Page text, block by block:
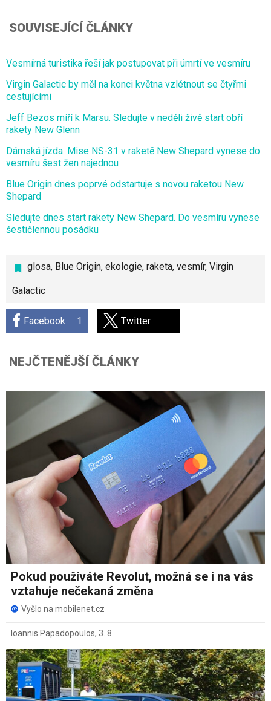
glosa, Blue Origin, ekologie, raketa, vesmír, Virgin
Galactic
Facebook 1 Twitter
SOUVISEJÍCÍ ČLÁNKY
Vesmírná turistika řeší jak postupovat při úmrtí ve vesmíru
Virgin Galactic by měl na konci května vzlétnout se čtyřmi
cestujícími
Jeff Bezos míří k Marsu. Sledujte v neděli živě start obří
rakety New Glenn
Dámská jízda. Mise NS-31 v raketě New Shepard vynese do
vesmíru šest žen najednou
Blue Origin dnes poprvé odstartuje s novou raketou New
Shepard
Sledujte dnes start rakety New Shepard. Do vesmíru vynese
šestičlennou posádku
NEJČTENĚJŠÍ ČLÁNKY
Pokud používáte Revolut, možná se i na vás
vztahuje nečekaná změna
Vyšlo na mobilenet.cz
Ioannis Papadopoulos, 3. 8.